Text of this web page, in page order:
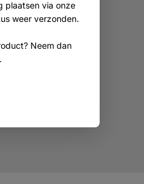
plaatsen via onze
weer verzonden.
Neem dan